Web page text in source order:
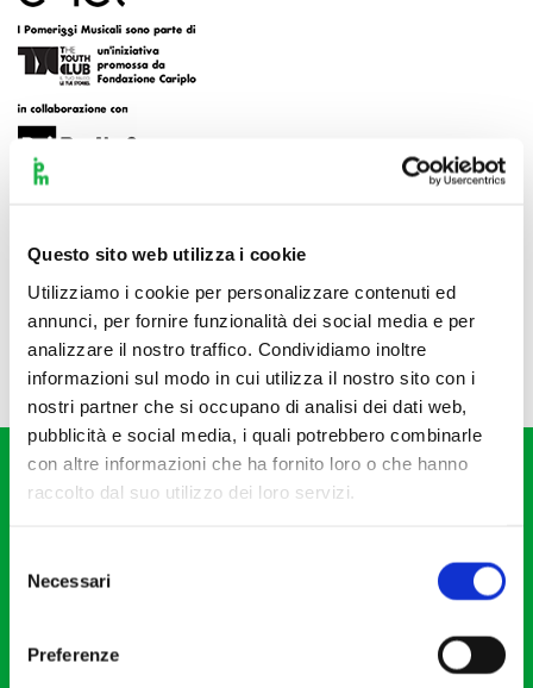
Questo sito web utilizza i cookie
Utilizziamo i cookie per personalizzare contenuti ed
annunci, per fornire funzionalità dei social media e per
analizzare il nostro traffico. Condividiamo inoltre
informazioni sul modo in cui utilizza il nostro sito con i
nostri partner che si occupano di analisi dei dati web,
pubblicità e social media, i quali potrebbero combinarle
con altre informazioni che ha fornito loro o che hanno
raccolto dal suo utilizzo dei loro servizi.
delNecessari
Preferenze
20121 Milano